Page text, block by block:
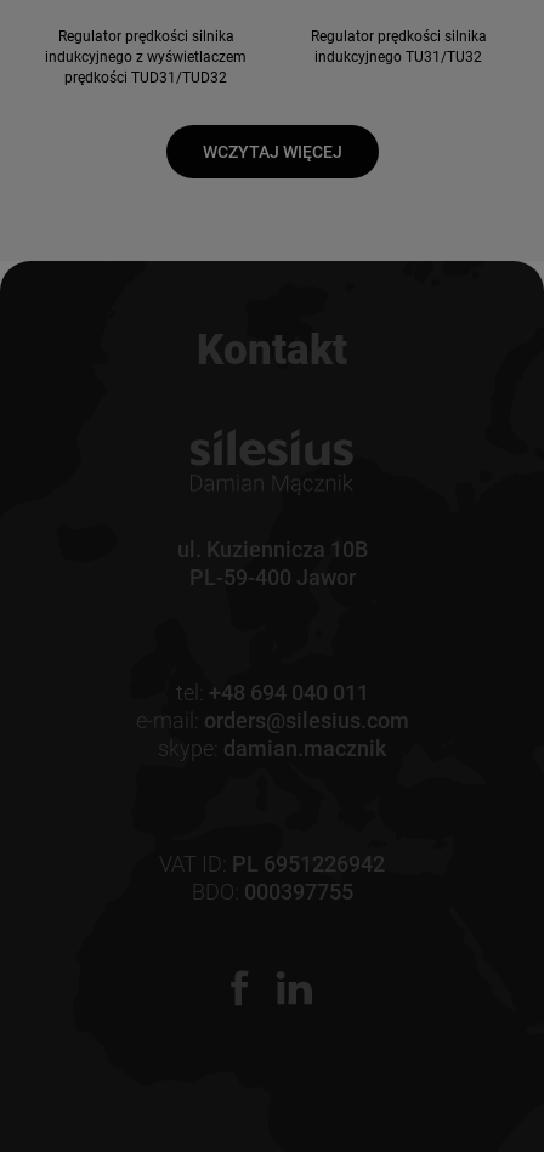
Regulator prędkości silnika
indukcyjnego z wyświetlaczem
prędkości TUD31/TUD32
Regulator prędkości silnika
indukcyjnego TU31/TU32
WCZYTAJ WIĘCEJ
Kontakt
ul. Kuziennicza 10B
PL-59-400 Jawor
tel: +48 694 040 011
e-mail: orders@silesius.com
skype: damian.macznik
VAT ID: PL 6951226942
BDO: 000397755